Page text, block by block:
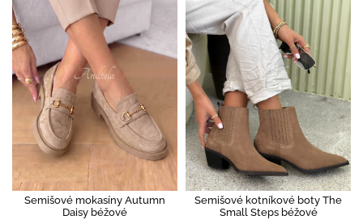
Semišové mokasíny Autumn
Daisy béžové
Semišové kotníkové boty The
Small Steps béžové